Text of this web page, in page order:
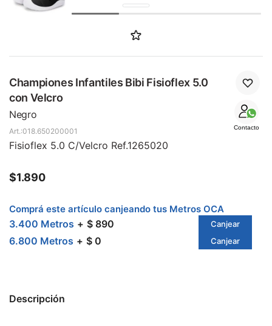
Championes Infantiles Bibi Fisioflex 5.0
con Velcro
Negro
Contacto
018.650200001
Fisioflex 5.0 C/Velcro Ref.1265020
$1.890
Comprá este artículo canjeando tus Metros OCA
3.400 Metros $ 890 Canjear
6.800 Metros $ 0 Canjear
Descripción